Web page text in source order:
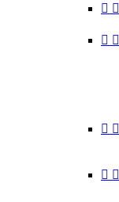
 
 
 
 